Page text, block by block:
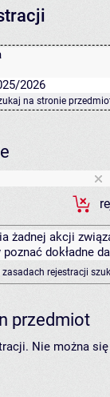
2026
na stronie
żadnej akcji
dokładne
rejestracji
przedmiot
Nie można